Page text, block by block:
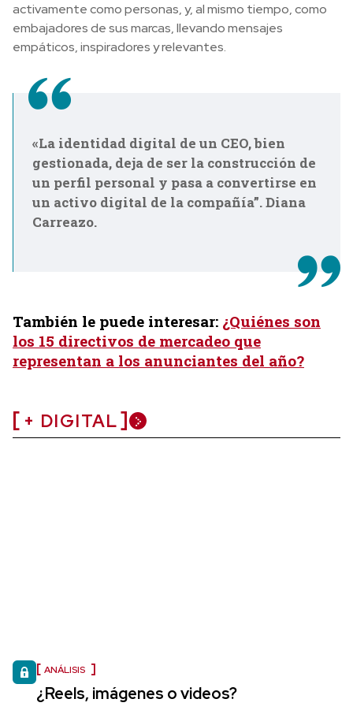
activamente como personas, y, al mismo tiempo, como
embajadores de sus marcas, llevando mensajes
empáticos, inspiradores y relevantes.
«La identidad digital de un CEO, bien
gestionada, deja de ser la construcción de
un perfil personal y pasa a convertirse en
un activo digital de la compañía”. Diana
Carreazo.
También le puede interesar: ¿Quiénes son
los 15 directivos de mercadeo que
representan a los anunciantes del año?
+ DIGITAL
ANÁLISIS
¿Reels, imágenes o videos?